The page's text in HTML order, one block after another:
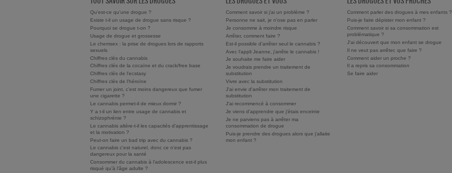
Qu'est-ce qu'une drogue ?
Existe t-il un usage de drogue sans risque ?
Pourquoi se drogue t-on ?
Usage de drogue et grossesse
Le chemsex : la prise de drogues lors de rapports
sexuels
Chiffres clés du cannabis
Chiffres clés de la cocaïne et du crack/free base
Chiffres clés de l'ecstasy
Chiffres clés de l'héroïne
Fumer un joint, c’est moins dangereux que fumer
une cigarette ?
Le cannabis permet-il de mieux dormir ?
Y a t-il un lien entre usage de cannabis et
schizophrénie ?
Le cannabis altère-t-il les capacités d'apprentissage
et la motivation ?
Peut-on faire un bad trip avec du cannabis ?
Le cannabis c'est naturel, donc ce n'est pas
dangereux pour la santé
Consommer du cannabis à l’adolescence est-il plus
risqué qu’à l’âge adulte ?
Comment savoir si j'ai un problème ?
Personne ne sait, je n'ose pas en parler
Je consomme à moindre risque
Arrêter, comment faire ?
Est-il possible d'arrêter seul le cannabis ?
Avec l'appli Jeanne, j'arrête le cannabis !
Je souhaite me faire aider
Je voudrais prendre un traitement de
substitution
Vivre avec la substitution
J'ai envie d'arrêter mon traitement de
substitution
J'ai recommencé à consommer
Je viens d'apprendre que j'étais enceinte
Je ne parviens pas à arrêter ma
consommation de drogue
Puis-je prendre des drogues alors que j'allaite
mon enfant ?
Comment parler des drogues à mes enfants ?
Puis-je faire dépister mon enfant ?
Comment savoir si sa consommation est
problématique ?
J'ai découvert que mon enfant se drogue
Il ne veut pas arrêter, que faire ?
Comment aider un proche ?
Il a repris sa consommation
Se faire aider